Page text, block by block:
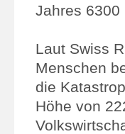
Jahres 6300
Laut Swiss
Menschen
die
Höhe von